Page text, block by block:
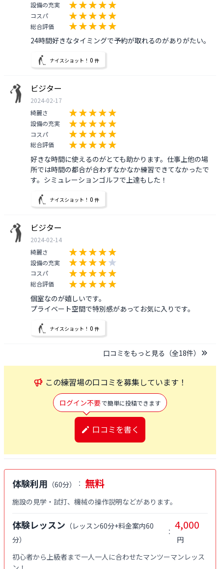
設備の充実
コスパ
総合評価
24時間好きなタイミングで予約が取れるのがありがたい。
ナイスショット！ 0 件
ビジター
2024-02-17
綺麗さ
設備の充実
コスパ
総合評価
好きな時間に使えるのがとても助かります。仕事上他の場
所では時間の都合が合わずなかなか練習できてなかったで
す。シミュレーションゴルフで上達もした！
ナイスショット！ 0 件
ビジター
2024-02-14
綺麗さ
設備の充実
コスパ
総合評価
個室なのが嬉しいです。
プライベート空間で特別感があってお気に入りです。
ナイスショット！ 0 件
口コミをもっと見る（全18件）
この練習場の口コミを募集しています！
ログイン不要で簡単に投稿できます
口コミを書く
体験利用 （60分） ： 無料
施設の見学・試打、機械の操作説明などがあります。
体験レッスン （レッスン60分+料金案内60
分）
： 4,000
円
初心者から上級者まで一人一人に合わせたマンツーマンレッス